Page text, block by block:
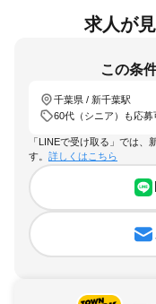
求人が
この条
千葉県 / 新千葉駅
60代（シニア）も応募
「LINEで受け取る」では
す。 詳しくはこちら